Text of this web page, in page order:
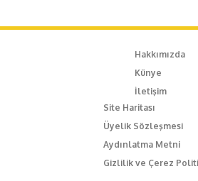
Hakkımızda
Künye
İletişim
Site Haritası
Üyelik Sözleşmesi
Aydınlatma Metni
Gizlilik ve Çerez